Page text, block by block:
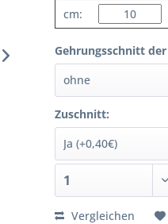
cm:
Gehrungsschnitt der
Zuschnitt:
Vergleichen